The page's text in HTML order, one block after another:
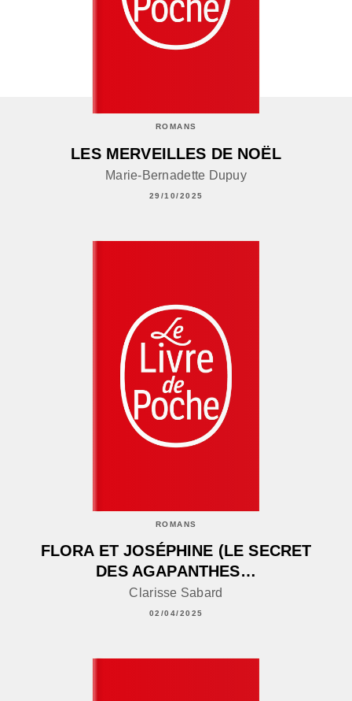
ROMANS
LES MERVEILLES DE NOËL
Marie-Bernadette Dupuy
29/10/2025
ROMANS
FLORA ET JOSÉPHINE (LE SECRET
DES AGAPANTHES…
Clarisse Sabard
02/04/2025